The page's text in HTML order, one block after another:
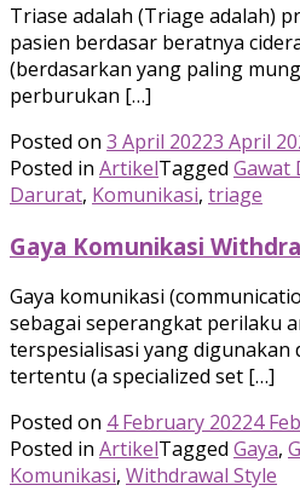
Triase adalah (Triage adalah)
pasien berdasar beratnya
(berdasarkan yang paling
perburukan […]
Posted on 3 April 20223 April
Posted in ArtikelTagged Gawat
Darurat, Komunikasi, triage
Gaya Komunikasi
Gaya komunikasi
sebagai seperangkat perilaku
terspesialisasi yang digunakan
tertentu (a specialized set […]
Posted on 4 February 20224
Posted in ArtikelTagged Gaya,
Komunikasi, Withdrawal Style